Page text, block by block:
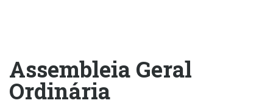
Assembleia Geral
Ordinária